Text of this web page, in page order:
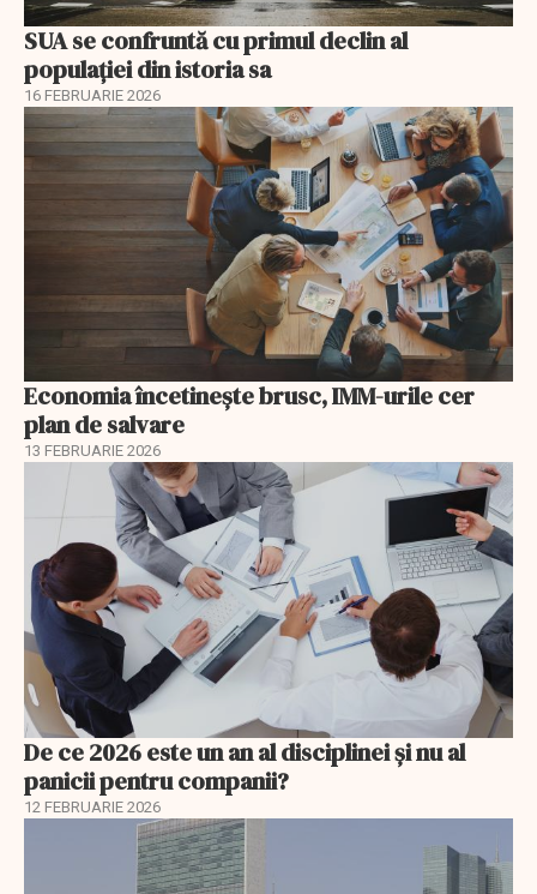
SUA se confruntă cu primul declin al
populației din istoria sa
16 FEBRUARIE 2026
Economia încetinește brusc, IMM-urile cer
plan de salvare
13 FEBRUARIE 2026
De ce 2026 este un an al disciplinei și nu al
panicii pentru companii?
12 FEBRUARIE 2026